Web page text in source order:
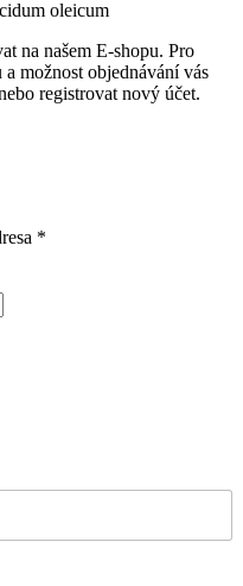
oleicum
na našem E-shopu. Pro
možnost objednávání vás
registrovat nový účet.
*